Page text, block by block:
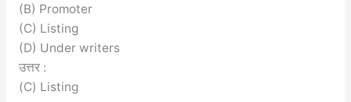
(B) Promoter
(C) Listing
(D) Under writers
उत्तर :
(C) Listing